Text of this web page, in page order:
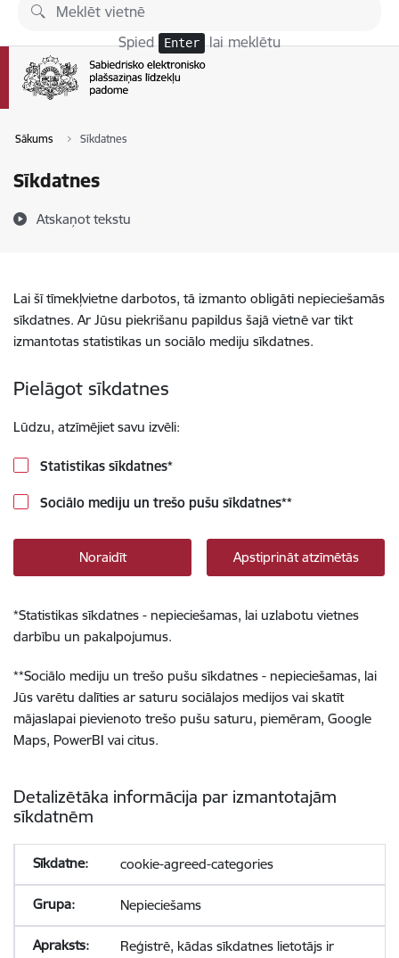
Pāriet uz lapas saturu
Spied Enter lai meklētu
Sākums Sīkdatnes
Sīkdatnes
Atskaņot tekstu
Lai šī tīmekļvietne darbotos, tā izmanto obligāti nepieciešamās
sīkdatnes. Ar Jūsu piekrišanu papildus šajā vietnē var tikt
izmantotas statistikas un sociālo mediju sīkdatnes.
Pielāgot sīkdatnes
Lūdzu, atzīmējiet savu izvēli:
Statistikas sīkdatnes*
Sociālo mediju un trešo pušu sīkdatnes**
Noraidīt Apstiprināt atzīmētās
*Statistikas sīkdatnes - nepieciešamas, lai uzlabotu vietnes
darbību un pakalpojumus.
**Sociālo mediju un trešo pušu sīkdatnes - nepieciešamas, lai
Jūs varētu dalīties ar saturu sociālajos medijos vai skatīt
mājaslapai pievienoto trešo pušu saturu, piemēram, Google
Maps, PowerBI vai citus.
Detalizētāka informācija par izmantotajām
sīkdatnēm
cookie-agreed-categories
Nepieciešams
Reģistrē, kādas sīkdatnes lietotājs ir